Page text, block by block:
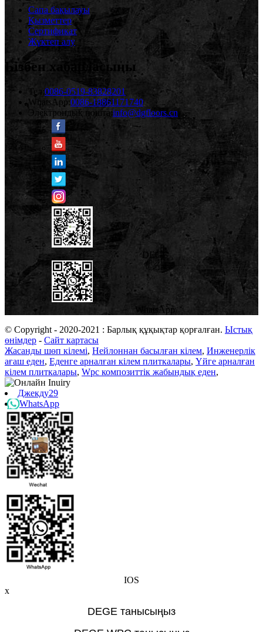
Сапа бақылауы
Қызметтер
Сертификат
Жүктеп алу
Бізбен хабарласыңы
Тел: 0086-0519-83828201
WhatsApp:0086-18861171740
Электрондық пошта:info@dgfloors.cn
DEGE
WhatsApp
© Copyright - 2020-2021 : Барлық құқықтар қорғалған. Ыстық
өнімдер - Сайт картасы
Жасанды шөп кілемі, Нейлоннан басылған кілем, Инженерлік
ағаш еден, Еденге арналған кілем плиткалары, Үйге арналған
кілем плиткалары, Wpc композиттік жабындық еден,
Джекду29
WhatsApp
IOS
x
DEGE танысыңыз